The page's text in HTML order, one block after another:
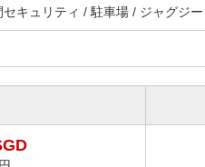
セキュリティ / 駐車場 / ジャグジ